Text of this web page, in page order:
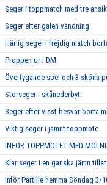
Seger i toppmatch med tre
Seger efter galen vändning
Härlig seger i frejdig match
Proppen ur i DM
Övertygande spel och 3 sköna
Storseger i skånederbyt!
Seger efter visst besvär borta
Viktig seger i jämnt toppmöte
INFÖR TOPPMÖTET MED
Klar seger i en ganska jämn
Inför Partille hemma Söndag 3/